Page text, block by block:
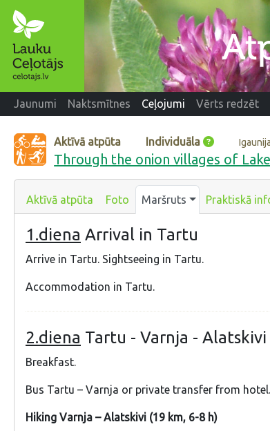
Jaunumi Naktsmītnes Ceļojumi Vērts redzēt
Aktīvā atpūta Individuāla
Through the onion villages of
Aktīvā atpūta Foto Maršruts Praktiskā
1.diena Arrival in Tartu
Arrive in Tartu. Sightseeing in Tartu.
Accommodation in Tartu.
2.diena Tartu - Varnja - Alatskivi
Breakfast.
Bus Tartu – Varnja or private transfer from hotel.
Hiking Varnja – Alatskivi (19 km, 6-8 h)